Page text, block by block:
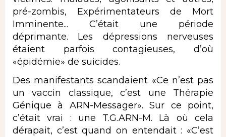
pré-zombis, Expérimentateurs de Mort
Imminente... C’était une période
déprimante. Les dépressions nerveuses
étaient parfois contagieuses, d’où
«épidémie» de suicides.
Des manifestants scandaient «Ce n’est pas
un vaccin classique, c’est une Thérapie
Génique à ARN-Messager». Sur ce point,
c’était vrai : une T.G.ARN-M. Là où cela
dérapait, c’est quand on entendait : «C’est